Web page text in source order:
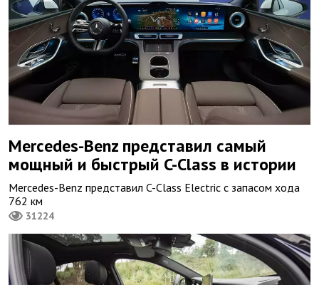
Mercedes-Benz представил самый
мощный и быстрый C-Class в истории
Mercedes-Benz представил C-Class Electric с запасом хода
762 км
31224